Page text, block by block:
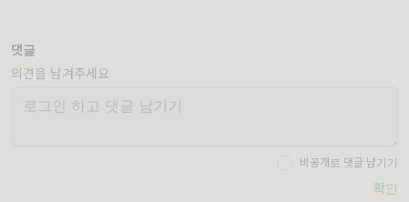
댓글
의견을 남겨주세요
비공개로 댓글 남기기
확인